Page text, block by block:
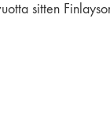
sitten